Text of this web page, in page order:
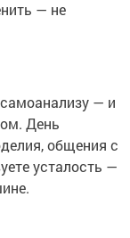
— не
— и
День
общения с
усталость —